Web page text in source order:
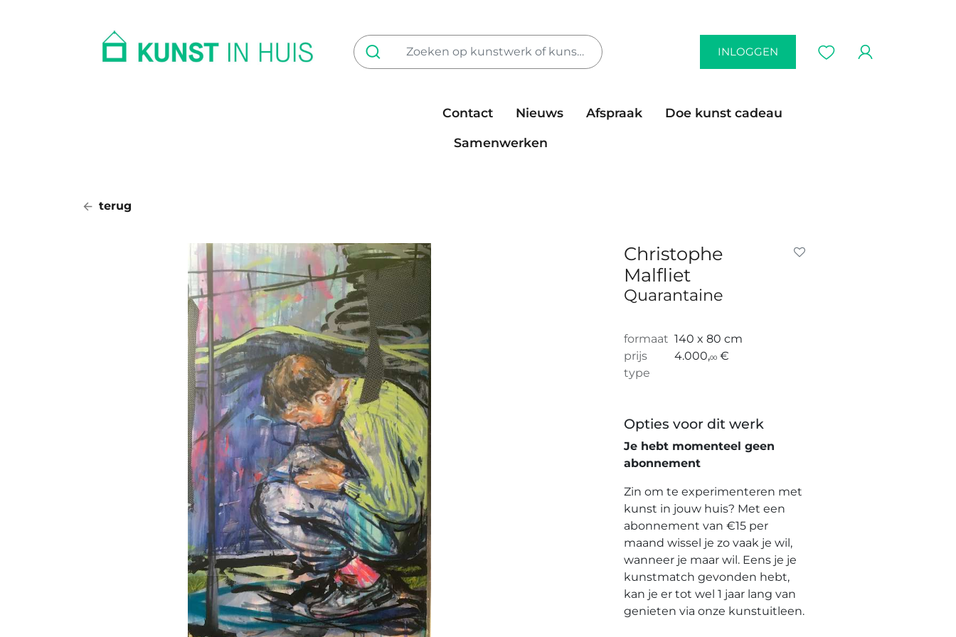
INLOGGEN
Contact Nieuws Afspraak
Doe kunst cadeau
Samenwerken
terug
Christophe
Malfliet
Quarantaine
formaat 140 x 80 cm
prijs
4.000,00 €
type
Opties voor dit werk
Je hebt momenteel geen
abonnement
Zin om te experimenteren met
kunst in jouw huis? Met een
abonnement van €15 per
maand wissel je zo vaak je wil,
wanneer je maar wil. Eens je je
kunstmatch gevonden hebt,
kan je er tot wel 1 jaar lang van
genieten via onze kunstuitleen.